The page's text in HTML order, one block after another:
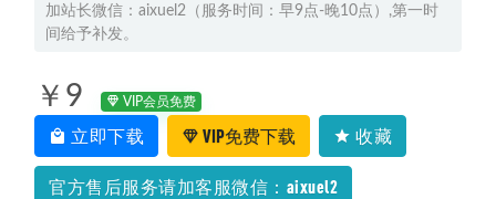
加站长微信：aixuel2（服务时间：早9点-晚10点）,第一时
间给予补发。
￥9 VIP会员免费
立即下载 VIP免费下载 收藏
官方售后服务请加客服微信：aixuel2
2024高三英语网课教程一轮复习暑秋班 2024-04-07
2026马凯鹏高三化学二轮春季班直播课程
2025高三数学二三轮复习寒春班